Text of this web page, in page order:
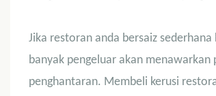
Jika restoran anda bersaiz
banyak pengeluar akan
penghantaran. Membeli kerusi